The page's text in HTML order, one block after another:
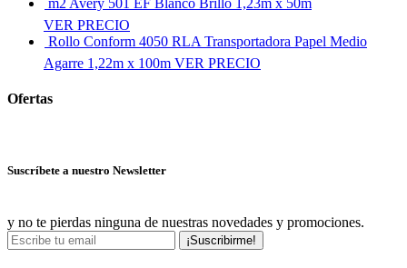
m2 Avery 501 EF Blanco Brillo 1,23m x 50m
VER PRECIO
Rollo Conform 4050 RLA Transportadora Papel Medio
Agarre 1,22m x 100m VER PRECIO
Ofertas
Suscríbete a nuestro Newsletter
y no te pierdas ninguna de nuestras novedades y promociones.
¡Suscribirme!